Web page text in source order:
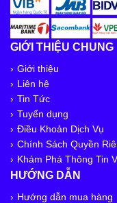
GIỚI THIỆU CHUNG
Giới thiệu
Liên hệ
Tin Tức
Tuyển dụng
Điều Khoản Dịch Vụ
Chính Sách Quyền
Khám Phá Thông Tin
HƯỚNG DẪN
Hướng dẫn mua hàng